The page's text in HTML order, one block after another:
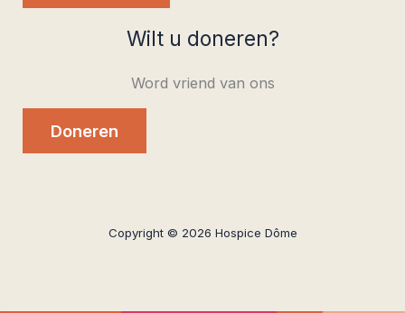
Wilt u doneren?
Word vriend van ons
Doneren
Copyright © 2026 Hospice Dôme